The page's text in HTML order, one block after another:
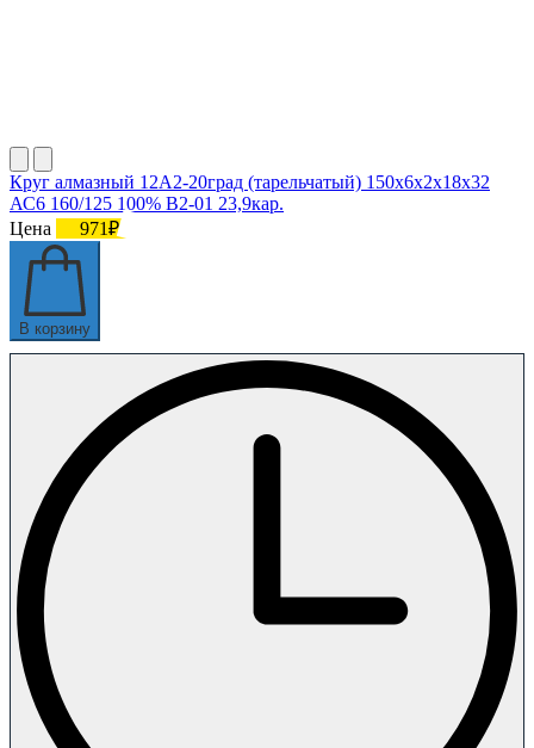
Круг алмазный 12А2-20град (тарельчатый) 150х6х2х18х32
АС6 160/125 100% В2-01 23,9кар.
Цена
971₽
В корзину